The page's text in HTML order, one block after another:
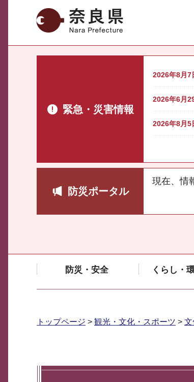
奈良県
緊急・災害情報
2026年8月7
2026年6月
2026年8月5
防災ポータル
現在、情
防災・安全 くらし・
トップページ > 観光・文化・スポーツ > 文